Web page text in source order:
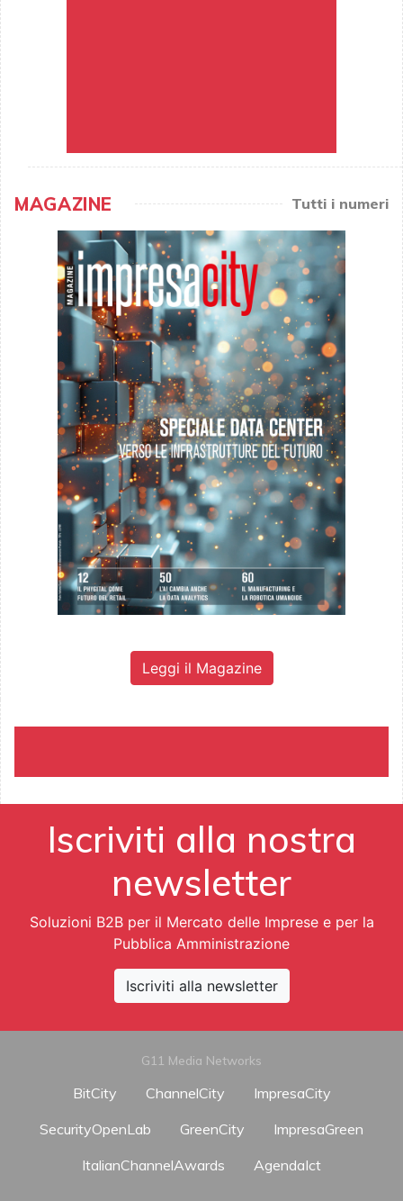
MAGAZINE Tutti i numeri
Leggi il Magazine
Iscriviti alla nostra
newsletter
Soluzioni B2B per il Mercato delle Imprese e per la
Pubblica Amministrazione
Iscriviti alla newsletter
G11 Media Networks
BitCity ChannelCity
ImpresaCity
SecurityOpenLab
GreenCity
ImpresaGreen
ItalianChannelAwards
AgendaIct